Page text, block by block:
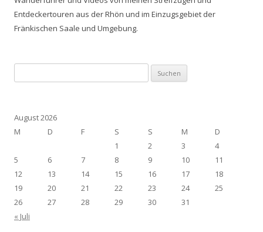
Entdeckertouren aus der Rhön und im Einzugsgebiet der
Fränkischen Saale und Umgebung.
nach:
August 2026
M
D F S S M
D
1
2 3
4
5
6 7 8 9 10
11
12
13 14 15 16 17
18
19
20 21 22 23 24
25
26
27 28 29 30
31
« Juli